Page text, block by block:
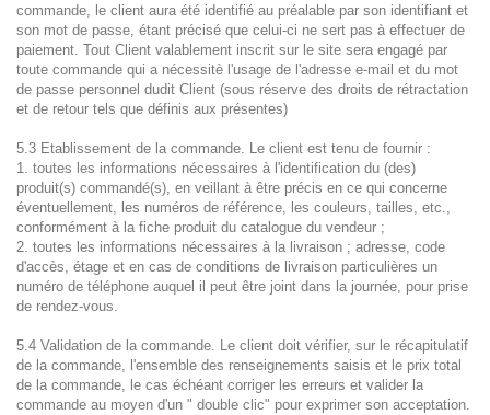
commande, le client aura été identifié au préalable par son identifiant et
son mot de passe, étant précisé que celui-ci ne sert pas à effectuer de
paiement. Tout Client valablement inscrit sur le site sera engagé par
toute commande qui a nécessitè l'usage de l'adresse e-mail et du mot
de passe personnel dudit Client (sous réserve des droits de rétractation
et de retour tels que définis aux présentes)
5.3 Etablissement de la commande. Le client est tenu de fournir :
1. toutes les informations nécessaires à l'identification du (des)
produit(s) commandé(s), en veillant à être précis en ce qui concerne
éventuellement, les numéros de référence, les couleurs, tailles, etc.,
conformément à la fiche produit du catalogue du vendeur ;
2. toutes les informations nécessaires à la livraison ; adresse, code
d'accès, étage et en cas de conditions de livraison particulières un
numéro de téléphone auquel il peut être joint dans la journée, pour prise
de rendez-vous.
5.4 Validation de la commande. Le client doit vérifier, sur le récapitulatif
de la commande, l'ensemble des renseignements saisis et le prix total
de la commande, le cas échéant corriger les erreurs et valider la
commande au moyen d'un " double clic" pour exprimer son acceptation.